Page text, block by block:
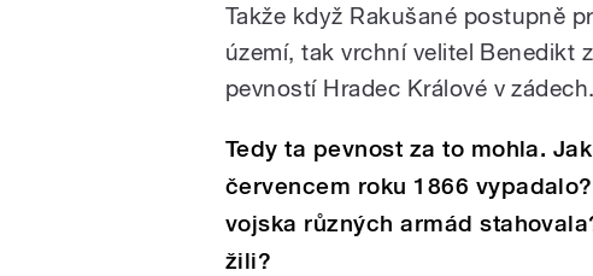
Takže když Rakušané postupně
území, tak vrchní velitel Benedikt
pevností Hradec Králové v zádech.
Tedy ta pevnost za to mohla.
červencem roku 1866
vojska různých armád
žili?